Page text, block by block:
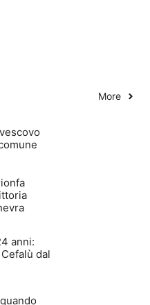
More
anni:
dal